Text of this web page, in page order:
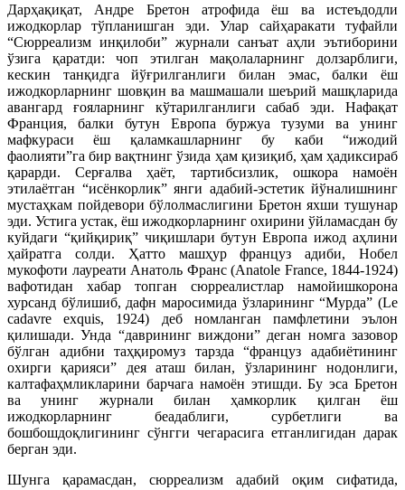
Дарҳақиқат, Андре Бретон атрофида ёш ва истеъдодли
ижодкорлар тўпланишган эди. Улар сайҳаракати туфайли
“Сюрреализм инқилоби” журнали санъат аҳли эътиборини
ўзига қаратди: чоп этилган мақолаларнинг долзарблиги,
кескин танқидга йўғрилганлиги билан эмас, балки ёш
ижодкорларнинг шовқин ва машмашали шеърий машқларида
авангард ғояларнинг кўтарилганлиги сабаб эди. Нафақат
Франция, балки бутун Европа буржуа тузуми ва унинг
мафкураси ёш қаламкашларнинг бу каби “ижодий
фаолияти”га бир вақтнинг ўзида ҳам қизиқиб, ҳам ҳадиксираб
қарарди. Серғалва ҳаёт, тартибсизлик, ошкора намоён
этилаётган “исёнкорлик” янги адабий-эстетик йўналишнинг
мустаҳкам пойдевори бўлолмаслигини Бретон яхши тушунар
эди. Устига устак, ёш ижодкорларнинг охирини ўйламасдан бу
куйдаги “қийқириқ” чиқишлари бутун Европа ижод аҳлини
ҳайратга солди. Ҳатто машҳур француз адиби, Нобел
мукофоти лауреати Анатоль Франс (Anatole France, 1844-1924)
вафотидан хабар топган сюрреалистлар намойишкорона
хурсанд бўлишиб, дафн маросимида ўзларининг “Мурда” (Le
cadavre exquis, 1924) деб номланган памфлетини эълон
қилишади. Унда “даврининг виждони” деган номга зазовор
бўлган адибни таҳқиромуз тарзда “француз адабиётининг
охирги қарияси” дея аташ билан, ўзларининг нодонлиги,
калтафаҳмликларини барчага намоён этишди. Бу эса Бретон
ва унинг журнали билан ҳамкорлик қилган ёш
ижодкорларнинг беадаблиги, сурбетлиги ва
бошбошдоқлигининг сўнгги чегарасига етганлигидан дарак
берган эди.
Шунга қарамасдан, сюрреализм адабий оқим сифатида,